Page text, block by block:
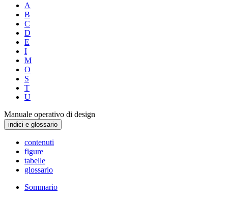
A
B
C
D
E
I
M
O
S
T
U
Manuale operativo di design
indici e glossario
contenuti
figure
tabelle
glossario
Sommario